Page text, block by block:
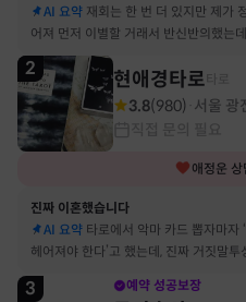
AI 요약 재회는 한 번 더 있지만 제가
어져 먼저 이별할 거래서 반신반의했는
말 재회 후 제가 먼저 헤어지자고 했어요
2 현애경타로
3.8(980) 서울 광
애정운 상
진짜 이혼했습니다
AI 요약 타로에서 악마 카드 뽑자마자
헤어져야 한다’고 했는데, 진짜 거짓말투
결혼 생활 끝에 이혼 숙고 중이에요
3 예약 성공보장